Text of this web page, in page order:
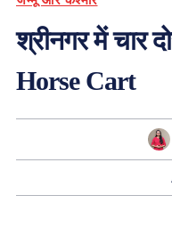
श्रीनगर में चार
Horse Cart